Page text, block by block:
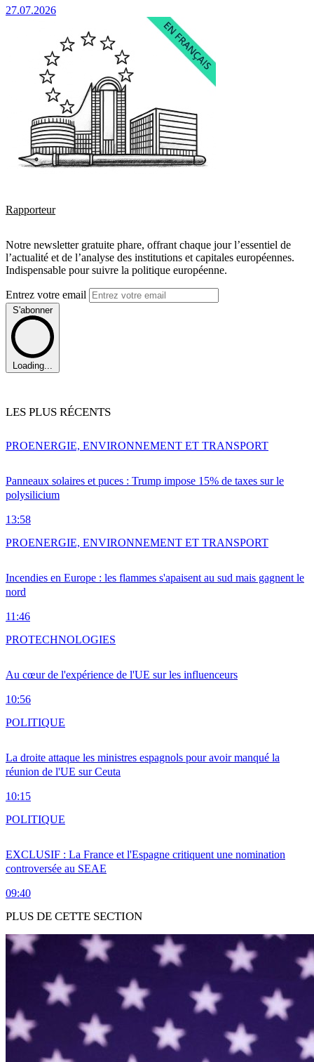
27.07.2026
Rapporteur
Notre newsletter gratuite phare, offrant chaque jour l’essentiel de
l’actualité et de l’analyse des institutions et capitales européennes.
Indispensable pour suivre la politique européenne.
Entrez votre email
S'abonner
Loading...
LES PLUS RÉCENTS
Panneaux solaires et puces : Trump impose 15% de taxes sur le
polysilicium
13:58
PROENERGIE, ENVIRONNEMENT ET TRANSPORT
Incendies en Europe : les flammes s'apaisent au sud mais gagnent le
nord
11:46
PROENERGIE, ENVIRONNEMENT ET TRANSPORT
Au cœur de l'expérience de l'UE sur les influenceurs
10:56
PROTECHNOLOGIES
La droite attaque les ministres espagnols pour avoir manqué la
réunion de l'UE sur Ceuta
10:15
POLITIQUE
EXCLUSIF : La France et l'Espagne critiquent une nomination
controversée au SEAE
09:40
POLITIQUE
PLUS DE CETTE SECTION